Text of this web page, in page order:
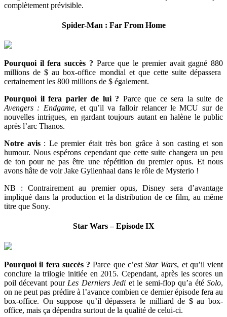
complètement prévisible.
Spider-Man : Far From Home
Pourquoi il fera succès ? Parce que le premier avait gagné 880
millions de $ au box-office mondial et que cette suite dépassera
certainement les 800 millions de $ également.
Pourquoi il fera parler de lui ? Parce que ce sera la suite de
Avengers : Endgame, et qu’il va falloir relancer le MCU sur de
nouvelles intrigues, en gardant toujours autant en halène le public
après l’arc Thanos.
Notre avis: Le premier était très bon grâce à son casting et son
humour. Nous espérons cependant que cette suite changera un peu
de ton pour ne pas être une répétition du premier opus. Et nous
avons hâte de voir Jake Gyllenhaal dans le rôle de Mysterio !
NB : Contrairement au premier opus, Disney sera d’avantage
impliqué dans la production et la distribution de ce film, au même
titre que Sony.
Star Wars – Episode IX
Pourquoi il fera succès ? Parce que c’est Star Wars, et qu’il vient
conclure la trilogie initiée en 2015. Cependant, après les scores un
poil décevant pour Les Derniers Jedi et le semi-flop qu’a étéSolo,
on ne peut pas prédire à l’avance combien ce dernier épisode fera au
box-office. On suppose qu’il dépassera le milliard de $ au box-
office, mais ça dépendra surtout de la qualité de celui-ci.